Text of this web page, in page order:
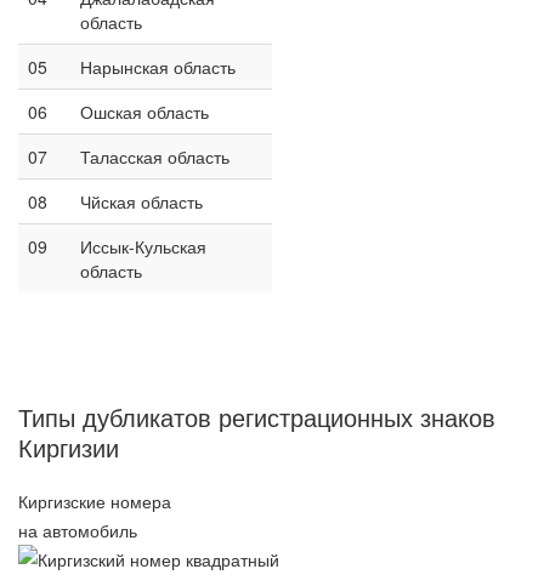
область
05
Нарынская область
06
Ошская область
07
Таласская область
08
Чйская область
09
Иссык-Кульская
область
Типы дубликатов регистрационных знаков
Киргизии
Киргизские номера
на автомобиль